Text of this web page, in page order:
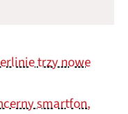
trzy nowe
smartfon,